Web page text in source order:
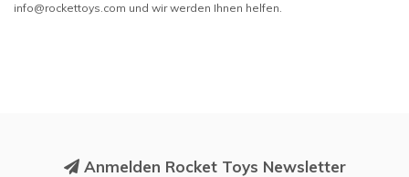
info@rockettoys.com und wir werden Ihnen helfen.
Anmelden Rocket Toys Newsletter